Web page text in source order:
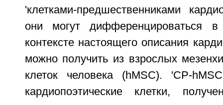
'клетками-предшественниками
они могут дифференцироваться
контексте настоящего описания
можно получить из взрослых
клеток человека (hMSC). 'CP-
кардиопоэтические клетки,